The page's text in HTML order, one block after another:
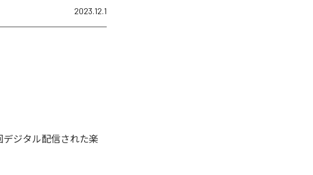
2023.12.1
デジタル配信された楽